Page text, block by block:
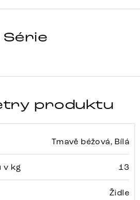
Série
produktu
Tmavě béžová, Bílá
v kg 13
Židle